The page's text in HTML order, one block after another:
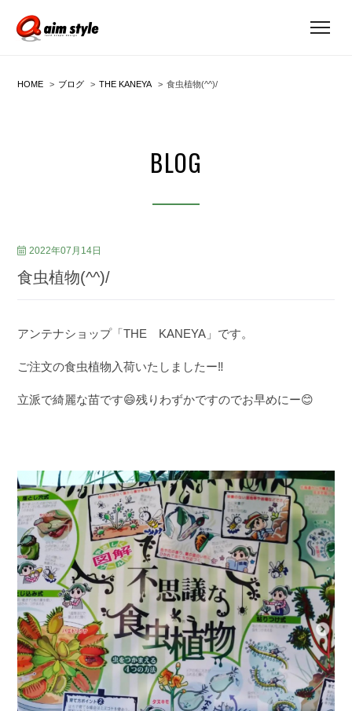
HOME ブログ THE KANEYA 食虫植物(^^)/
BLOG
2022年07月14日
食虫植物(^^)/
アンテナショップ「THE KANEYA」です。
ご注文の食虫植物入荷いたしましたー‼️
立派で綺麗な苗です😄残りわずかですのでお早めにー😊